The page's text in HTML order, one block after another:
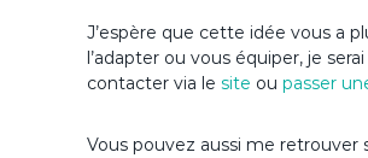
J’espère que cette idée vous a
l’adapter ou vous équiper, je
contacter via le site ou passer
Vous pouvez aussi me retrouver